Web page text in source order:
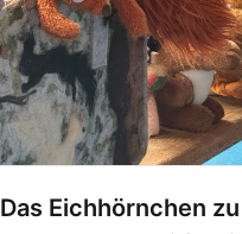
Das Eichhörnchen